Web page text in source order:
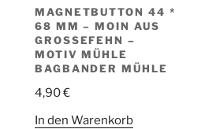
MAGNETBUTTON 44 *
68 MM – MOIN AUS
GROSSEFEHN – M
OTIV MÜHLE B
AGBANDER MÜHLE
4,90€
In den Warenkorb